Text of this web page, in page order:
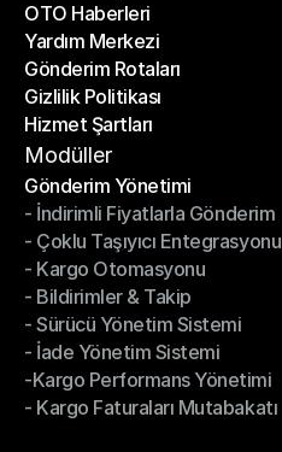
Başarı Hikayeleri
OTO Haberleri
OTO Haberleri
Yardım Merkezi
Yardım Merkezi
Gönderim Rotaları
Gönderim Rotaları
Gizlilik Politikası
Gizlilik Politikası
Hizmet Şartları
Hizmet Şartları
Modüller
Gönderim Yönetimi
Gönderim Yönetimi
- İndirimli Fiyatlarla Gönderim
- İndirimli Fiyatlarla Gönderim
- Çoklu Taşıyıcı Entegrasyonu
- Çoklu Taşıyıcı Entegrasyonu
- Kargo Otomasyonu
- Kargo Otomasyonu
- Bildirimler & Takip
- Bildirimler & Takip
- Sürücü Yönetim Sistemi
- Sürücü Yönetim Sistemi
- İade Yönetim Sistemi
- İade Yönetim Sistemi
-Kargo Performans Yönetimi
-Kargo Performans Yönetimi
- Kargo Faturaları Mutabakatı